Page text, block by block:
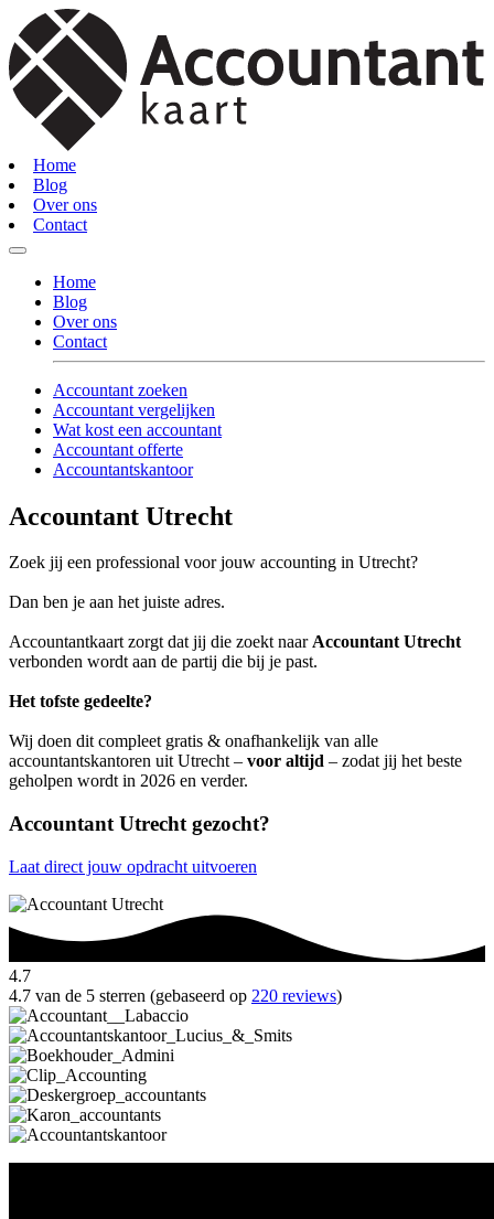
Home
Blog
Over ons
Contact
Home
Blog
Over ons
Contact
Accountant zoeken
Accountant vergelijken
Wat kost een accountant
Accountant offerte
Accountantskantoor
Accountant Utrecht
Zoek jij een professional voor jouw accounting in Utrecht?
Dan ben je aan het juiste adres.
Accountantkaart zorgt dat jij die zoekt naarAccountant Utrecht
verbonden wordt aan de partij die bij je past.
Het tofste gedeelte?
Wij doen dit compleet gratis & onafhankelijk van alle
accountantskantoren uit Utrecht – voor altijd – zodat jij het beste
geholpen wordt in 2026 en verder.
Accountant Utrecht gezocht?
Laat direct jouw opdracht uitvoeren
4.7
4.7 van de 5 sterren (gebaseerd op 220 reviews)